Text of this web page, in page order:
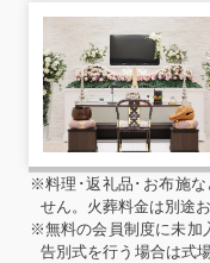
※料理･返礼品･お布施な
せん。火葬料金は別途
※無料の会員制度に未加
告別式を行う場合は式